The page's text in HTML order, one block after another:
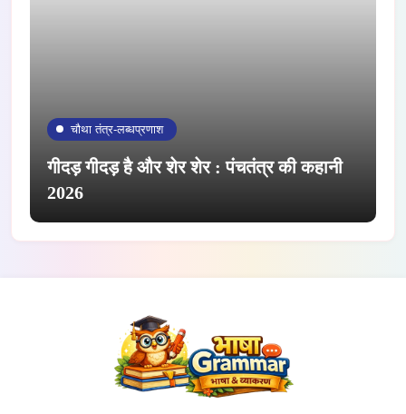
चौथा तंत्र-लब्धप्रणाश
गीदड़ गीदड़ है और शेर शेर : पंचतंत्र की कहानी
2026